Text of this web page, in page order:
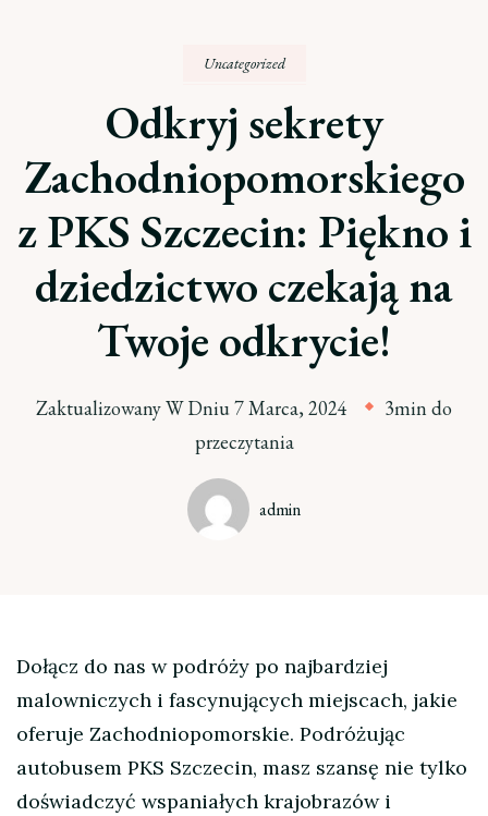
Uncategorized
Odkryj sekrety
Zachodniopomorskiego
z PKS Szczecin: Piękno i
dziedzictwo czekają na
Twoje odkrycie!
Zaktualizowany W Dniu7 Marca, 2024
3min do
przeczytania
admin
Dołącz do nas w podróży po najbardziej
malowniczych i fascynujących miejscach, jakie
oferuje Zachodniopomorskie. Podróżując
autobusem PKS Szczecin, masz szansę nie tylko
doświadczyć wspaniałych krajobrazów i